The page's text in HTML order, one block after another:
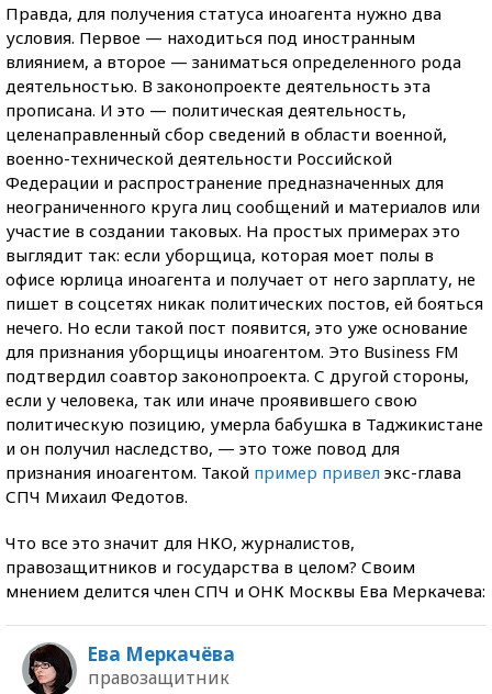
Правда, для получения статуса иноагента нужно два
условия. Первое — находиться под иностранным
влиянием, а второе — заниматься определенного рода
деятельностью. В законопроекте деятельность эта
прописана. И это — политическая деятельность,
целенаправленный сбор сведений в области военной,
военно-технической деятельности Российской
Федерации и распространение предназначенных для
неограниченного круга лиц сообщений и материалов или
участие в создании таковых. На простых примерах это
выглядит так: если уборщица, которая моет полы в
офисе юрлица иноагента и получает от него зарплату, не
пишет в соцсетях никак политических постов, ей бояться
нечего. Но если такой пост появится, это уже основание
для признания уборщицы иноагентом. Это Business FM
подтвердил соавтор законопроекта. С другой стороны,
если у человека, так или иначе проявившего свою
политическую позицию, умерла бабушка в Таджикистане
и он получил наследство, — это тоже повод для
признания иноагентом. Такой пример привел экс-глава
СПЧ Михаил Федотов.
Что все это значит для НКО, журналистов,
правозащитников и государства в целом? Своим
мнением делится член СПЧ и ОНК Москвы Ева Меркачева:
Ева Меркачёва
правозащитник